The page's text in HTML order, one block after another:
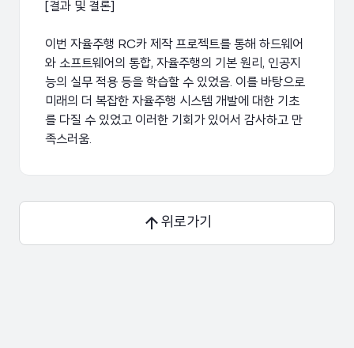
[결과 및 결론]
이번 자율주행 RC카 제작 프로젝트를 통해 하드웨어
와 소프트웨어의 통합, 자율주행의 기본 원리, 인공지
능의 실무 적용 등을 학습할 수 있었음. 이를 바탕으로
미래의 더 복잡한 자율주행 시스템 개발에 대한 기초
를 다질 수 있었고 이러한 기회가 있어서 감사하고 만
위로가기